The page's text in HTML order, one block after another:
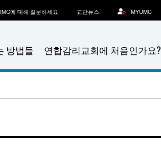
방법들 연합감리교회에 처음인가요?
에 대해 질문하세요 교단뉴스 MYUMC